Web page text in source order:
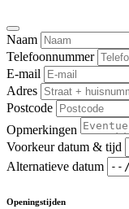
Naam
Telefoonnummer
E-mail
Adres
Postcode
Opmerkingen
Voorkeur datum & tijd
Alternatieve datum
Openingstijden